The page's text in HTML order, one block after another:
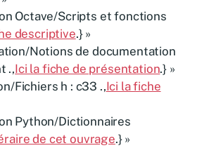
Octave/Scripts et fonctions
descriptive.} »
Notions de documentation
.,Ici la fiche de présentation.} »
Fichiers h : c33 .,Ici la fiche
Python/Dictionnaires
de cet ouvrage.} »